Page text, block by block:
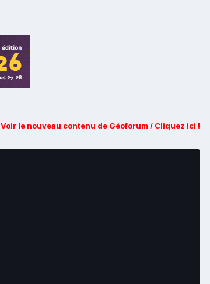
Voir le nouveau contenu de Géoforum / Cliquez ici !